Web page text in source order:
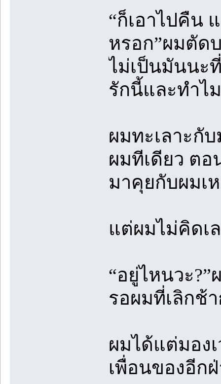
“ก็เอาไปคืน
หรอก”ผมตัด
ไม่เป็นมันนะ
รักนี้และทำไ
ผมทะเลาะกั
ผมทีเดียว ต
มาคุยกับผมเ
แต่ผมไม่คิดเ
“อยู่ไหนวะ
รอผมที่เลิกช้
ผมได้แต่มอง
เพื่อนของอีก